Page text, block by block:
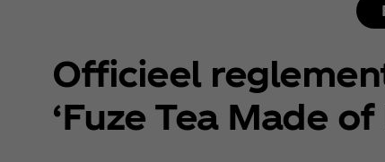
Officieel
‘Fuze Tea Made